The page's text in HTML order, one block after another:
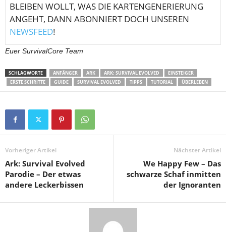
BLEIBEN WOLLT, WAS DIE KARTENGENERIERUNG
ANGEHT, DANN ABONNIERT DOCH UNSEREN
NEWSFEED!
Euer SurvivalCore Team
SCHLAGWORTE ANFÄNGER ARK ARK: SURVIVAL EVOLVED
EINSTEIGER
ERSTE SCHRITTE
GUIDE SURVIVAL EVOLVED TIPPS TUTORIAL ÜBERLEBEN
Vorheriger Artikel
Ark: Survival Evolved
Parodie – Der etwas
andere Leckerbissen
Nächster Artikel
We Happy Few – Das
schwarze Schaf inmitten
der Ignoranten